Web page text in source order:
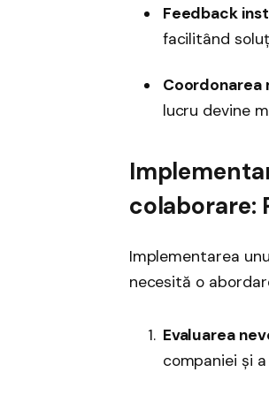
Feedback
facilitând
Coordonarea
lucru devine
colaborare:
Implementarea
necesită o
Evaluarea
companiei și